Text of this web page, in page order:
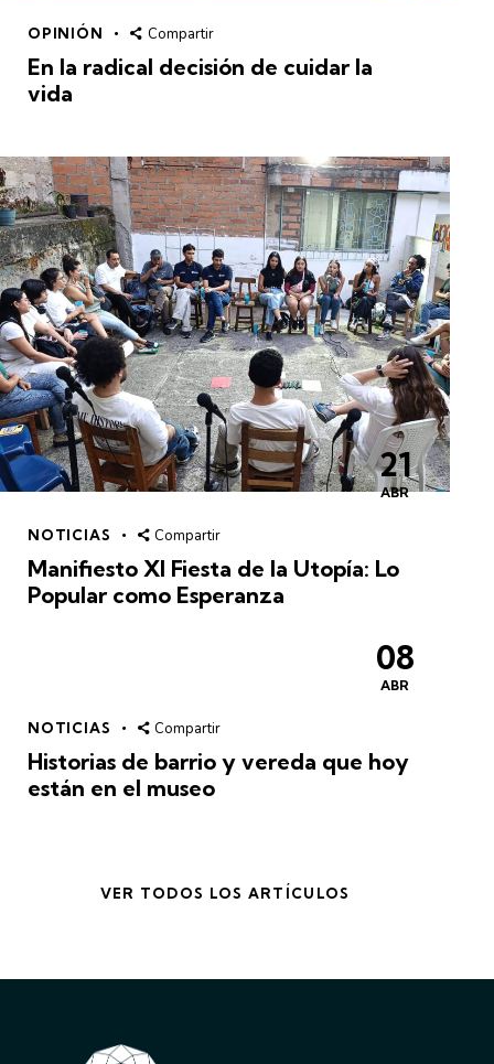
OPINIÓN Compartir
En la radical decisión de cuidar la
vida
21
ABR
NOTICIAS Compartir
Manifiesto XI Fiesta de la Utopía: Lo
Popular como Esperanza
08
ABR
NOTICIAS Compartir
Historias de barrio y vereda que hoy
están en el museo
VER TODOS LOS ARTÍCULOS